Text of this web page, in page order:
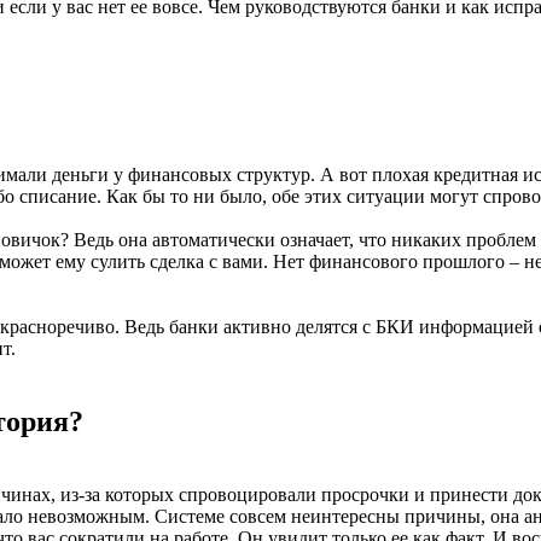
у вас нет ее вовсе. Чем руководствуются банки и как
деньги у финансовых структур. А вот плохая кредитная
Как бы то ни было, обе этих ситуации могут
Ведь она автоматически означает, что никаких
ему сулить сделка с вами. Нет финансового прошлого
Ведь банки активно делятся с БКИ
из-за которых спровоцировали просрочки и принести
невозможным. Системе совсем неинтересны причины, она